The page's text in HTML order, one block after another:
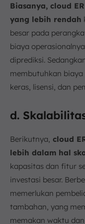
Biasanya, cloud
yang lebih rendah
besar pada
biaya
diprediksi.
membutuhkan
keras, lisensi, dan
d.
Berikutnya, cloud
lebih dalam hal
kapasitas dan fitur
investasi besar.
memerlukan
tambahan, yang
memakan waktu